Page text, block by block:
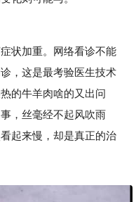
状加重。网络看诊不能
，这是最考验医生技术
的牛羊肉啥的又出问
，丝毫经不起风吹雨
起来慢，却是真正的治